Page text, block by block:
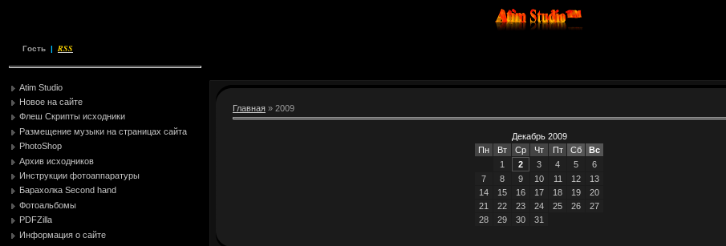
Гость | RSS
Atim Studio
Новое на сайте
Флеш Скрипты исходники
Размещение музыки на страницах сайта
PhotoShop
Архив исходников
Инструкции фотоаппаратуры
Барахолка Second hand
Фотоальбомы
PDFZilla
Информация о сайте
Главная » 2009
Декабрь 2009
Пн
Вт Ср Чт Пт Сб
Вс
1
2 3 4 5
6
7
8 9 10 11 12
13
14
15 16 17 18 19
20
21
22 23 24 25 26
27
28
29 30 31